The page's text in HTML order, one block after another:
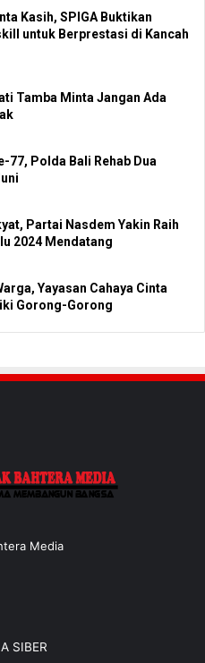
Kasih, SPIGA Buktikan
untuk Berprestasi di Kancah
Tamba Minta Jangan Ada
77, Polda Bali Rehab Dua
Partai Nasdem Yakin Raih
2024 Mendatang
Yayasan Cahaya Cinta
Gorong-Gorong
Media
SIBER